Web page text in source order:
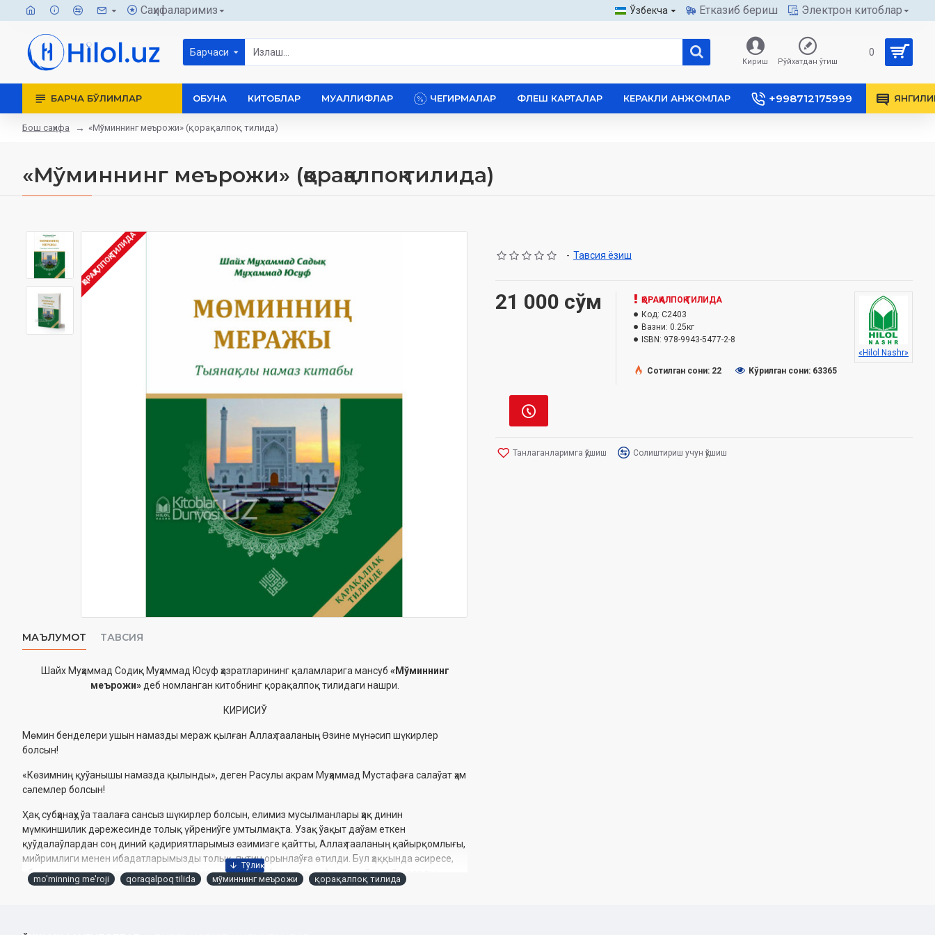
Саҳифаларимиз Ўзбекча Етказиб бериш Электрон китоблар
Барчаси
Кириш Рўйхатдан ўтиш
0
БАРЧА БЎЛИМЛАР ОБУНА КИТОБЛАР МУАЛЛИФЛАР ЧЕГИРМАЛАР ФЛЕШ КАРТАЛАР КЕРАКЛИ АНЖОМЛАР +998712175999
Бош саҳифа «Мўминнинг меърожи» (қорақалпоқ тилида)
«Мўминнинг меърожи» (қорақалпоқ тилида)
ҚОРАҚАЛПОҚ ТИЛИДА
МАЪЛУМОТ ТАВСИЯ
Шайх Муҳаммад Содиқ Муҳаммад Юсуф ҳазратларининг қаламларига мансуб «Мўминнинг
меърожи» деб номланган китобнинг қорақалпоқ тилидаги нашри.
КИРИСИЎ
Мөмин бенделери ушын намазды мераж қылған Аллаҳ тааланың Өзине мүнәсип шүкирлер
болсын!
«Көзимниң қуўанышы намазда қылынды», деген Расулы акрам Муҳаммад Мустафаға салаўат ҳәм
сәлемлер болсын!
Ҳақ субҳанаҳу ўа таалаға сансыз шүкирлер болсын, елимиз мусылманлары ҳақ динин
мүмкиншилик дәре­же­синде толық үйрениўге умтылмақта. Узақ ўақыт даўам еткен
қуўдалаўлардан соң диний қәдириятларымыз өзи­мизге қайтты, Аллаҳ тааланың қайырқомлығы,
мийрим­лиги менен ибадатларымызды толық, пүтин орынлаўға өтилди. Бул ҳаққында әсиресе,
ибадатлардың ең уллысы саналған намаз рукнлерин (негизлерин) пуқта үйрениў, оларды
шәрият талапларына муўапық толық орынлаўға шынтлап итибар қаратылды.
басып шыға­рыўға да кирисилди. «Ҳәдис ҳәм Турмыс» дүркининде басып шығарылған
- Тавсия ёзиш
21 000 сўм
ҚОРАҚАЛПОҚ ТИЛИДА
Код: C2403
Вазни: 0.25кг
ISBN: 978-9943-5477-2-8
«Hilol Nashr»
Сотилган сони: 22
Кўрилган сони: 63365
Танлаганларимга қўшиш Солиштириш учун қўшиш
mo'minning me'roji qoraqalpoq tilida мўминнинг меърожи қорақалпоқ тилида